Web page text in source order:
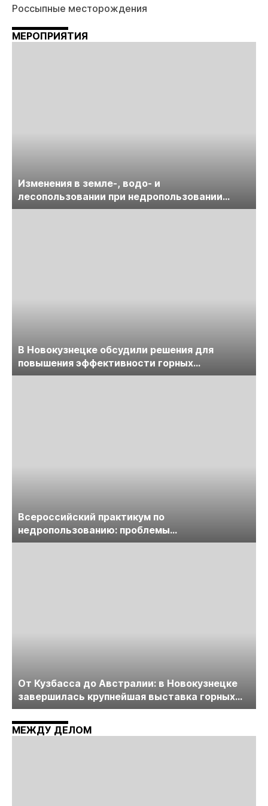
Россыпные месторождения
МЕРОПРИЯТИЯ
Изменения в земле-, водо- и
лесопользовании при недропользовании
обсудят на семинаре «ПравоТЭК»
В Новокузнецке обсудили решения для
повышения эффективности горных
предприятий
Всероссийский практикум по
недропользованию: проблемы
лицензирования, цифровизации, экспертизы
От Кузбасса до Австралии: в Новокузнецке
завершилась крупнейшая выставка горных
технологий «Недра России. Уголь России и
Майнинг»
МЕЖДУ ДЕЛОМ